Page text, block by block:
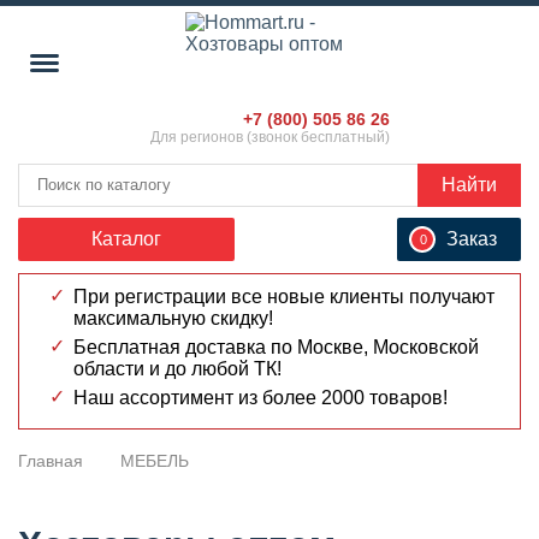
+7 (800) 505 86 26
Для регионов (звонок бесплатный)
0 Заказ
Каталог
Найти
При регистрации все новые клиенты получают
максимальную скидку!
Бесплатная доставка по Москве, Московской
области и до любой ТК!
Наш ассортимент из более 2000 товаров!
Главная МЕБЕЛЬ